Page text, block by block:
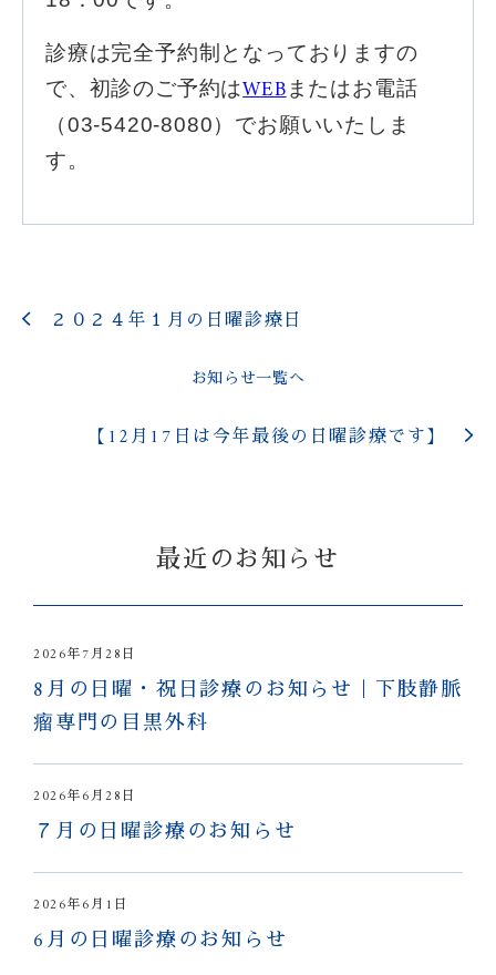
診療は完全予約制となっておりますの
で、初診のご予約はWEB またはお電話
（03-5420-8080）でお願いいたしま
す。
２０２４年１月の日曜診療日
お知らせ一覧へ
【12月17日は今年最後の日曜診療です】
最近のお知らせ
2026年7月28日
8月の日曜・祝日診療のお知らせ｜下肢静脈
瘤専門の目黒外科
2026年6月28日
７月の日曜診療のお知らせ
2026年6月1日
6月の日曜診療のお知らせ